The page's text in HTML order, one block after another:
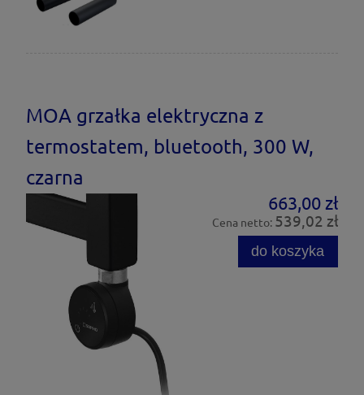
MOA grzałka elektryczna z
termostatem, bluetooth, 300 W,
czarna
663,00 zł
Cena netto: 539,02 zł
do koszyka